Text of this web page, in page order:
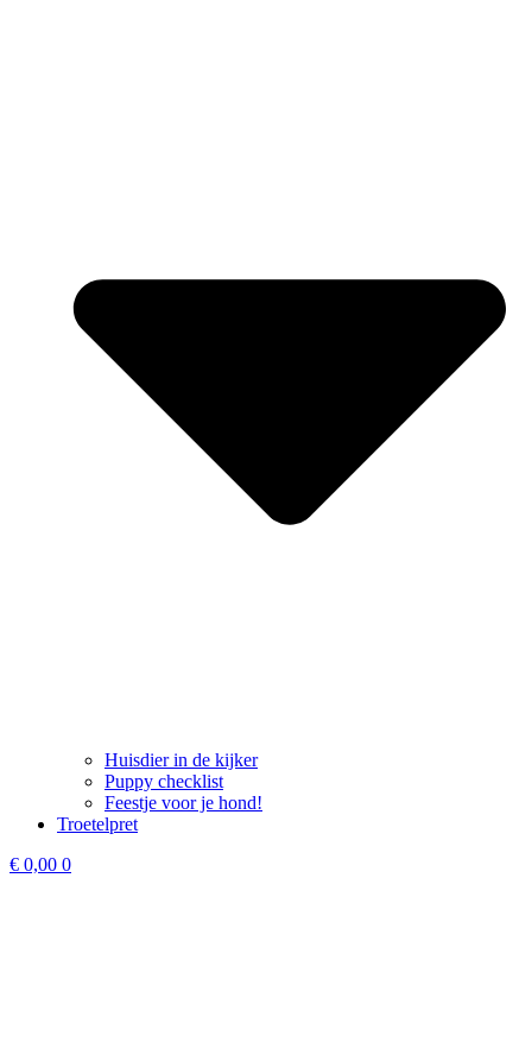
Huisdier in de kijker
Puppy checklist
Feestje voor je hond!
Troetelpret
€ 0,00 0